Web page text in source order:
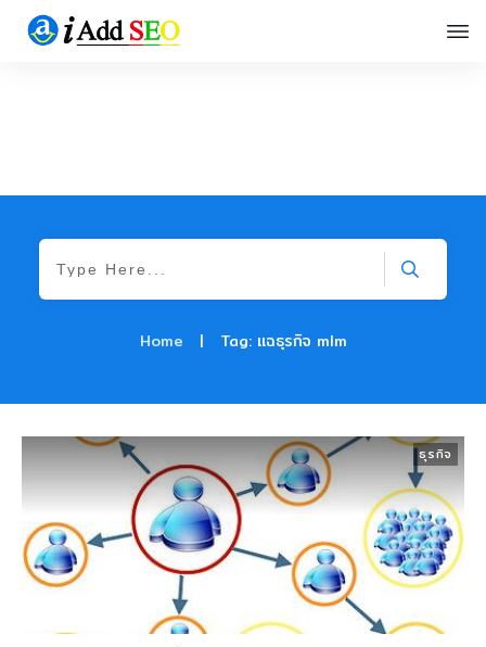
Home | Tag: แฉธุรกิจ mlm
ธุรกิจ